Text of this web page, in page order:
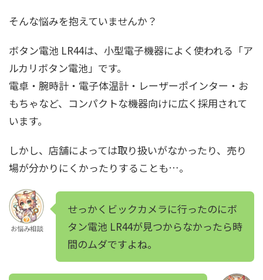
そんな悩みを抱えていませんか？
ボタン電池 LR44は、小型電子機器によく使われる「ア
ルカリボタン電池」です。
電卓・腕時計・電子体温計・レーザーポインター・お
もちゃなど、コンパクトな機器向けに広く採用されて
います。
しかし、店舗によっては取り扱いがなかったり、売り
場が分かりにくかったりすることも…。
お悩み相談
せっかくビックカメラに行ったのにボ
タン電池 LR44が見つからなかったら時
間のムダですよね。